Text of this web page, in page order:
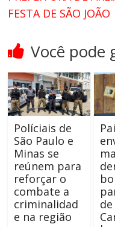
FESTA DE SÃO JOÃO
Você pode
Políciais de
São Paulo e
Minas se
reúnem para
reforçar o
combate a
criminalidad
e na região
de